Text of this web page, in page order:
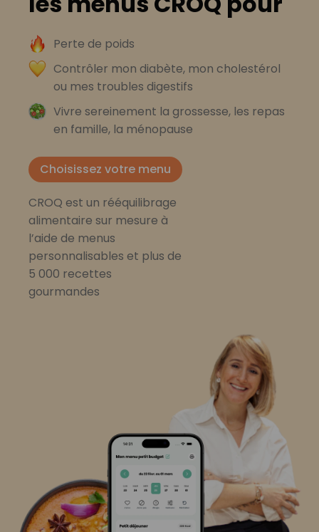
Perte de poids
Contrôler mon diabète, mon cholestérol
ou mes troubles digestifs
Vivre sereinement la grossesse, les repas
en famille, la ménopause
Choisissez votre menu
CROQ est un rééquilibrage
alimentaire sur mesure à
l’aide de menus
personnalisables et plus de
5 000 recettes
gourmandes